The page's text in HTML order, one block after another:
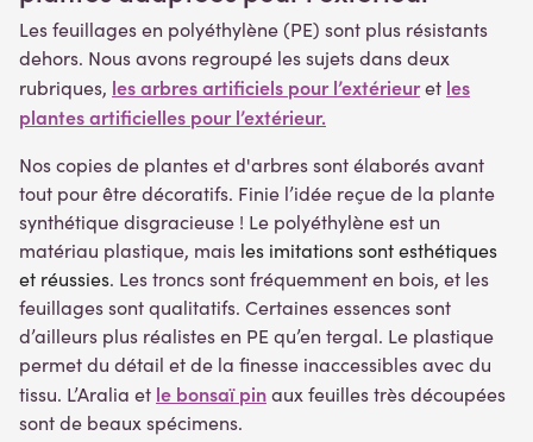
Les feuillages en polyéthylène (PE) sont plus résistants
dehors. Nous avons regroupé les sujets dans deux
rubriques, les arbres artificiels pour l’extérieuret les
plantes artificielles pour l’extérieur.
Nos copies de plantes et d'arbres sont élaborés avant
tout pour être décoratifs. Finie l’idée reçue de la plante
synthétique disgracieuse ! Le polyéthylène est un
matériau plastique, mais les imitations sont esthétiques
et réussies. Les troncs sont fréquemment en bois, et les
feuillages sont qualitatifs. Certaines essences sont
d’ailleurs plus réalistes en PE qu’en tergal. Le plastique
permet du détail et de la finesse inaccessibles avec du
tissu. L’Aralia et le bonsaï pinaux feuilles très découpées
sont de beaux spécimens.